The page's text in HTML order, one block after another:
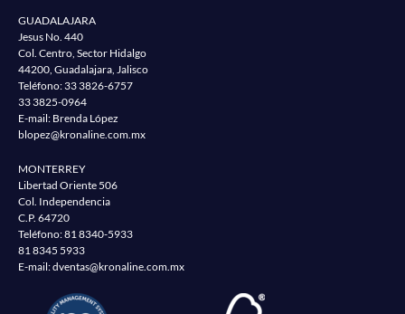
GUADALAJARA
Jesus No. 440
Col. Centro, Sector Hidalgo
44200, Guadalajara, Jalisco
Teléfono: 33 3826-6757
33 3825-0964
E-mail: Brenda López
blopez@kronaline.com.mx
MONTERREY
Libertad Oriente 506
Col. Independencia
C.P. 64720
Teléfono:81 8340-5933
81 8345 5933
E-mail:dventas@kronaline.com.mx